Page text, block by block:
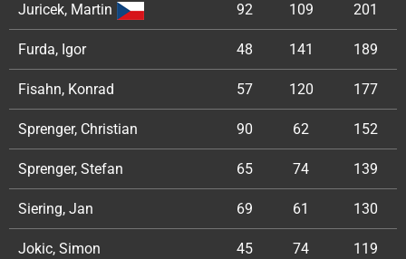
Juricek, Martin 92 109 201
Furda, Igor 48 141 189
Fisahn, Konrad 57 120 177
Sprenger, Christian 90 62 152
Sprenger, Stefan 65 74 139
Siering, Jan 69 61 130
Jokic, Simon 45 74 119